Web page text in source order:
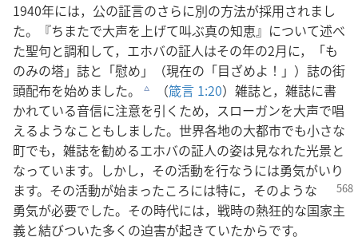
1940年には，公の証言のさらに別の方法が採用されまし
た。『ちまたで大声を上げて叫ぶ真の知恵』について述べ
た聖句と調和して，エホバの証人はその年の2月に，「も
のみの塔」誌と「慰め」（現在の「目ざめよ！」）誌の街
頭配布を始めました。
c （箴言 1:20）雑誌と，雑誌に書
かれている音信に注意を引くため，スローガンを大声で唱
えるようなこともしました。世界各地の大都市でも小さな
町でも，雑誌を勧めるエホバの証人の姿は見なれた光景と
なっています。しかし，その活動を行なうには勇気がいり
ます。その活動が始まったころには特に，そのような
勇気が必要でした。その時代には，戦時の熱狂的な国家主
義と結びついた多くの迫害が起きていたからです。